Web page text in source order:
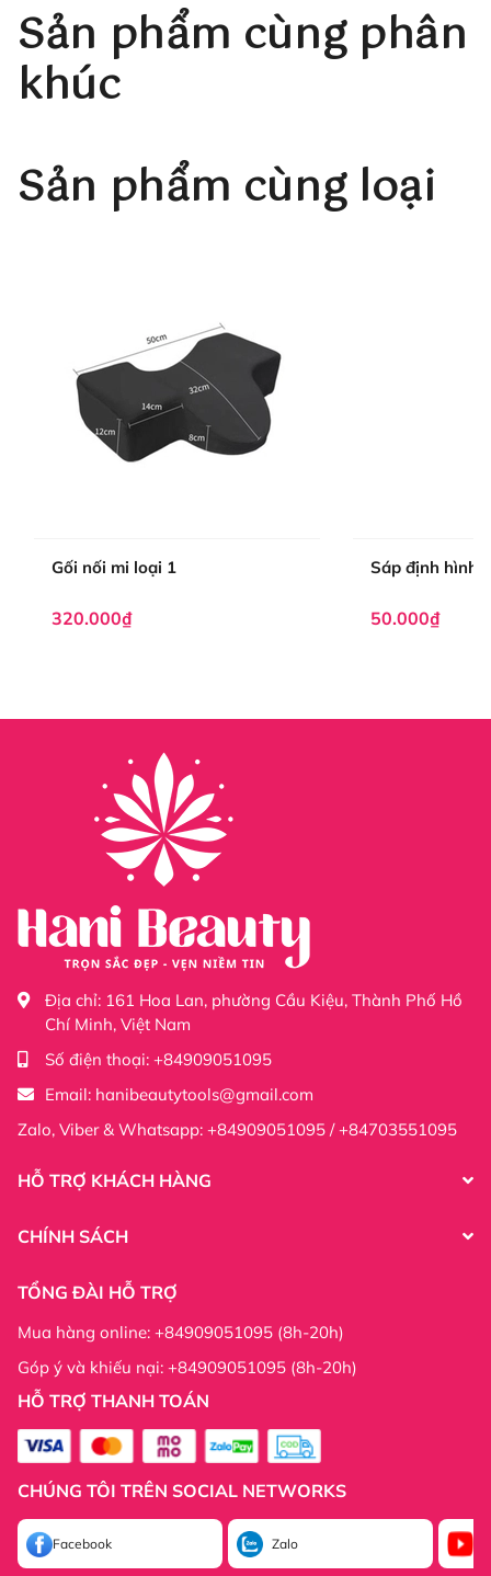
Thông tin công ty:
Thông tin công ty:
Sản phẩm cùng phân
khúc
Sản phẩm cùng loại
Gối nối mi loại 1
320.000₫
Sáp định hình
50.000₫
Địa chỉ: 161 Hoa Lan, phường Cầu Kiệu, Thành Phố Hồ
Chí Minh, Việt Nam
Số điện thoại: +84909051095
Email: hanibeautytools@gmail.com
Zalo, Viber & Whatsapp: +84909051095 / +84703551095
HỖ TRỢ KHÁCH HÀNG
CHÍNH SÁCH
TỔNG ĐÀI HỖ TRỢ
Mua hàng online: +84909051095 (8h-20h)
Góp ý và khiếu nại: +84909051095 (8h-20h)
HỖ TRỢ THANH TOÁN
CHÚNG TÔI TRÊN SOCIAL NETWORKS
Facebook Zalo